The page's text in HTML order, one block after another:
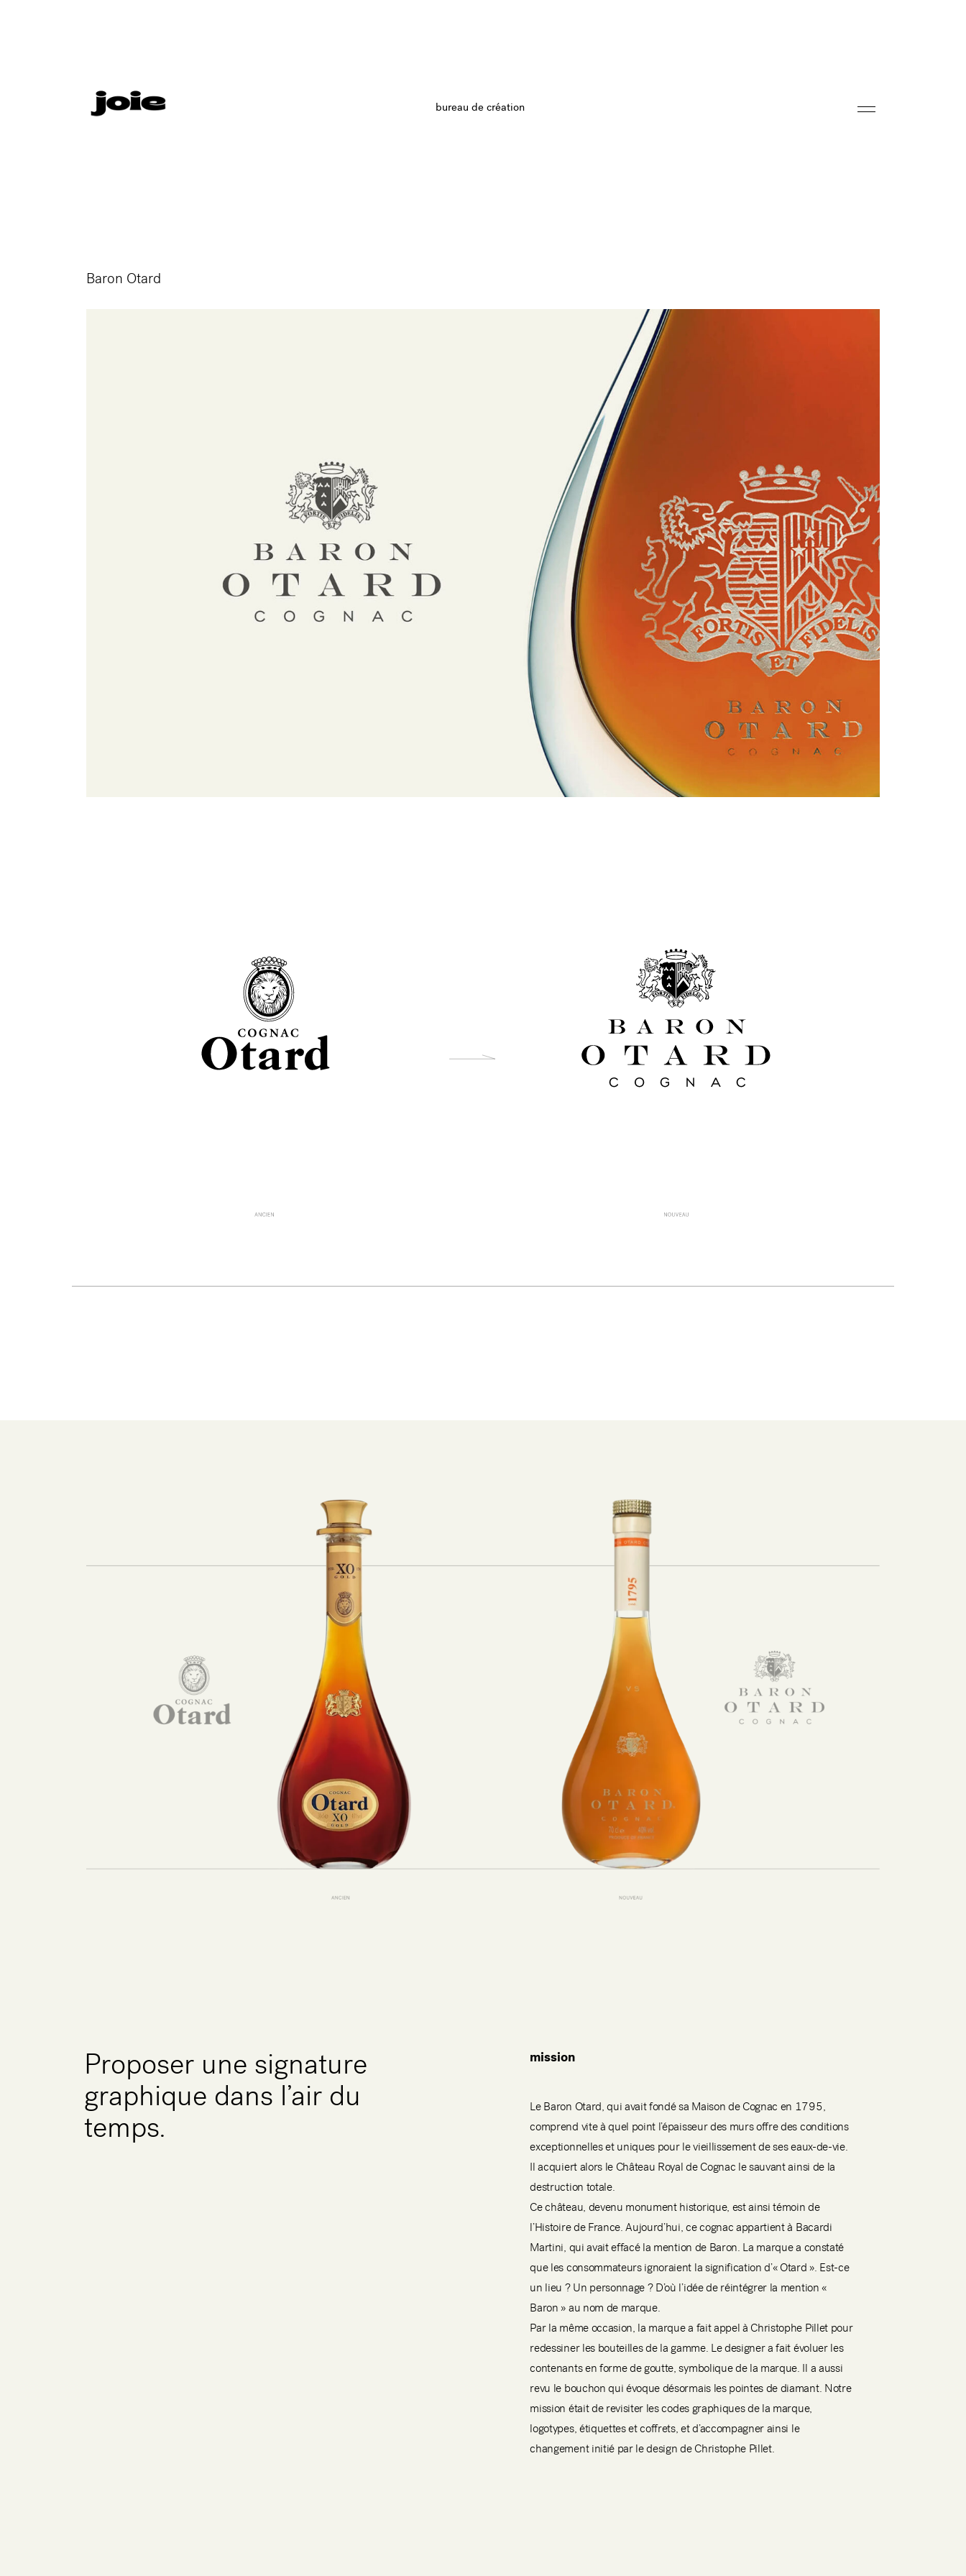
bureau de création
Baron Otard
baron otard
Proposer une signature
graphique dans l’air du
temps.
mission
Le Baron Otard, qui avait fondé sa Maison de Cognac en 1795,
comprend vite à quel point l’épaisseur des murs offre des conditions
exceptionnelles et uniques pour le vieillissement de ses eaux-de-vie.
Il acquiert alors le Château Royal de Cognac le sauvant ainsi de la
destruction totale.
Ce château, devenu monument historique, est ainsi témoin de
l’Histoire de France. Aujourd’hui, ce cognac appartient à Bacardi
Martini, qui avait effacé la mention de Baron. La marque a constaté
que les consommateurs ignoraient la signification d’« Otard ». Est-ce
un lieu ? Un personnage ? D’où l’idée de réintégrer la mention «
Baron » au nom de marque.
Par la même occasion, la marque a fait appel à Christophe Pillet pour
redessiner les bouteilles de la gamme. Le designer a fait évoluer les
contenants en forme de goutte, symbolique de la marque. Il a aussi
revu le bouchon qui évoque désormais les pointes de diamant. Notre
mission était de revisiter les codes graphiques de la marque,
logotypes, étiquettes et coffrets, et d’accompagner ainsi le
changement initié par le design de Christophe Pillet.